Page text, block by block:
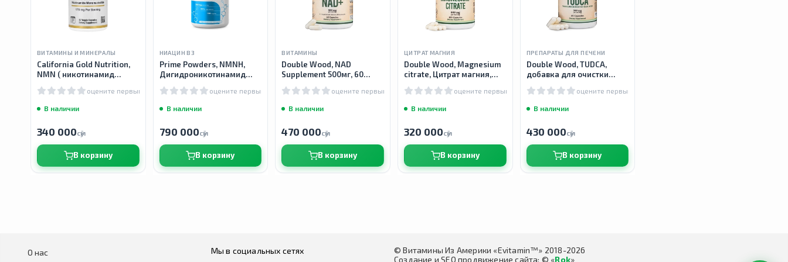
ВИТАМИНЫ И МИНЕРАЛЫ
California Gold Nutrition,
NMN ( никотинамид
60 растительных капсул
оцените первым
В наличии
340 000сӯм
В корзину
НИАЦИН В3
Prime Powders, NMNH,
Дигидроникотинамид
120 капсул
оцените первым
В наличии
790 000сӯм
В корзину
ВИТАМИНЫ
Double Wood, NAD
Supplement 500мг, 60
оцените первым
В наличии
470 000сӯм
В корзину
ЦИТРАТ МАГНИЯ
Double Wood, Magnesium
citrate, Цитрат магния,
оцените первым
В наличии
320 000сӯм
В корзину
ПРЕПАРАТЫ ДЛЯ ПЕЧЕНИ
Double Wood, TUDCA,
добавка для очистки
пузыря, 500 мг, 60 капсул
оцените первым
В наличии
430 000сӯм
В корзину
О нас Мы в социальных сетях
© Витамины Из Америки «Evitamin™» 2018-2026
Создание и SEO продвижение сайта: © «Rok»